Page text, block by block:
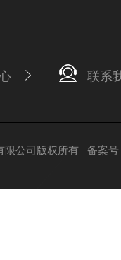
联系
限公司版权所有 备案号